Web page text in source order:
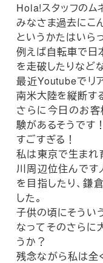
Hola!スタッフのム
みなさま過去にこ
というかたはいら
例えば自転車で日
を走破したりなど
最近Youtubeでリ
南米大陸を縦断す
さらに今日のお
験があるそうです！
すごすぎる！
私は東京で生まれ
川周辺位住んです
を目指したり、鎌
した。
子供の頃にそうい
なってそのさらに
うか？
残念ながら私は全